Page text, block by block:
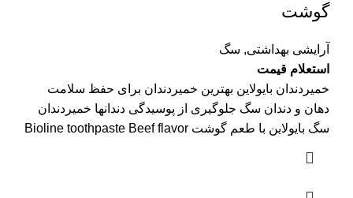
گوشت
آرایشی بهداشتی, سگ
استعلام قیمت
خمیردندان بایولاین بهترین خمیردندان برای حفظ سلامت
دهان و دندان سگ جلوگیری از پوسیدگی دندانها خمیردندان
سگ بایولاین با طعم گوشت Bioline toothpaste Beef flavor